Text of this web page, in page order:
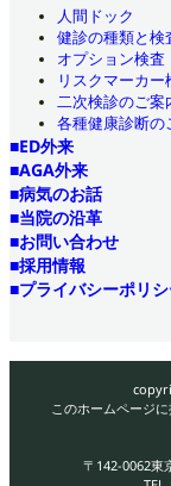
人間ドック
健診の種類と検
オプション検査
リスクマーカー
二次検診のご案
各種健康診断の
■ED外来
■AGA外来
■病気のお話
■当院の沿革
■お問い合わせ
■採用情報
■プライバシーポリ
このホームページ
〒142-0062東